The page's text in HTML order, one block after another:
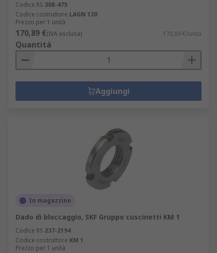
Codice RS 308-475
Codice costruttore LAGN 120
Prezzo per 1 unità
170,89 €(IVA esclusa) 170,89 €/unità
Quantità
Aggiungi
In magazzino
Dado di bloccaggio, SKF Gruppo cuscinetti KM 1
Codice RS 237-2194
Codice costruttore KM 1
Prezzo per 1 unità